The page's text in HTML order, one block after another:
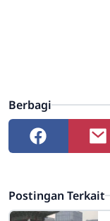
Berbagi
Postingan Terkait